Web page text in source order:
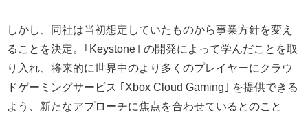
しかし、同社は当初想定していたものから事業方針を変え
ることを決定。｢Keystone｣ の開発によって学んだことを取
り入れ、将来的に世界中のより多くのプレイヤーにクラウ
ドゲーミングサービス ｢Xbox Cloud Gaming｣ を提供できる
よう、新たなアプローチに焦点を合わせているとのこと